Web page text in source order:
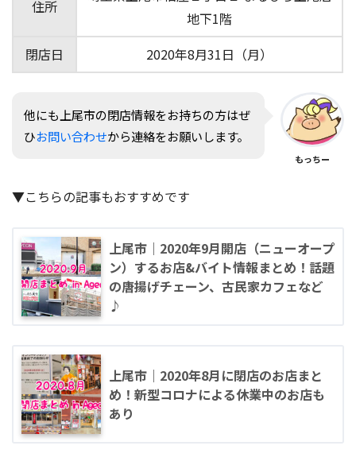
住所
地下1階
閉店日
2020年8月31日（月）
他にも上尾市の閉店情報をお持ちの方はぜ
ひお問い合わせから連絡をお願いします。
もっちー
▼こちらの記事もおすすめです
上尾市｜2020年9月開店（ニューオープ
ン）するお店&バイト情報まとめ！話題
の唐揚げチェーン、古民家カフェなど
♪
上尾市｜2020年8月に閉店のお店まと
め！新型コロナによる休業中のお店も
あり